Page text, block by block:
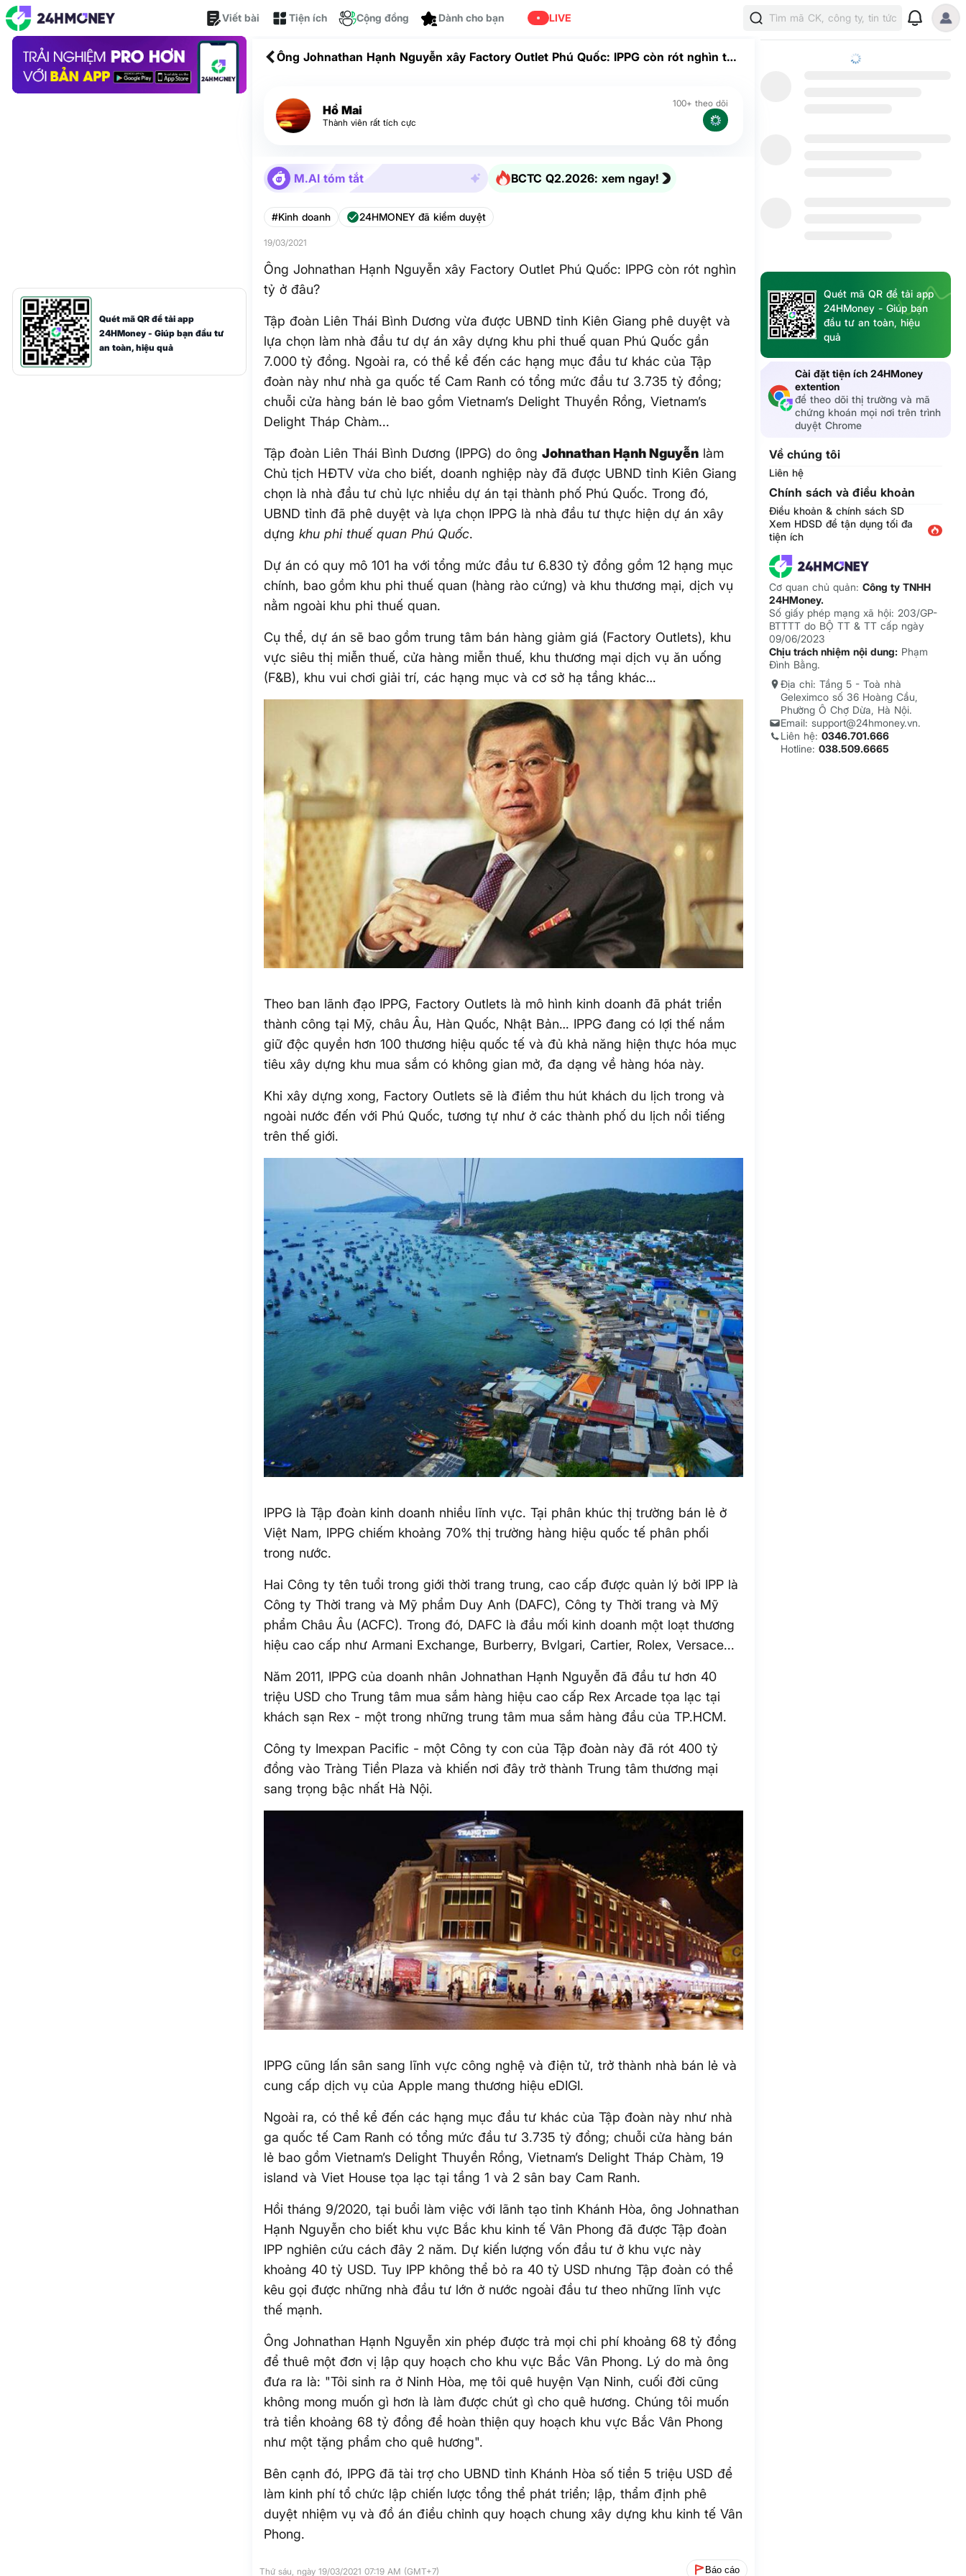
Viết bài Tiện ích Cộng đồng Cá nhân hóa LIVE Tìm mã CK, công ty, tin tức
Quét mã QR để tải app
24HMoney - Giúp bạn đầu tư
an toàn, hiệu quả
Ông Johnathan Hạnh Nguyễn xây Factory Outlet Phú Quốc: IPPG còn rót nghìn tỷ
Hồ Mai
Thành viên rất tích cực
100+ theo dõi
M.AI tóm tắt BCTC Q2.2026: xem ngay!
#Kinh doanh 24HMONEY đã kiểm duyệt
19/03/2021
Ông Johnathan Hạnh Nguyễn xây Factory Outlet Phú Quốc: IPPG còn rót nghìn
tỷ ở đâu?
Tập đoàn Liên Thái Bình Dương vừa được UBND tỉnh Kiên Giang phê duyệt và
lựa chọn làm nhà đầu tư dự án xây dựng khu phi thuế quan Phú Quốc gần
7.000 tỷ đồng. Ngoài ra, có thể kể đến các hạng mục đầu tư khác của Tập
đoàn này như nhà ga quốc tế Cam Ranh có tổng mức đầu tư 3.735 tỷ đồng;
chuỗi cửa hàng bán lẻ bao gồm Vietnam’s Delight Thuyền Rồng, Vietnam’s
Delight Tháp Chàm...
Tập đoàn Liên Thái Bình Dương (IPPG) do ôngJohnathan Hạnh Nguyễn làm
Chủ tịch HĐTV vừa cho biết, doanh nghiệp này đã được UBND tỉnh Kiên Giang
chọn là nhà đầu tư chủ lực nhiều dự án tại thành phố Phú Quốc. Trong đó,
UBND tỉnh đã phê duyệt và lựa chọn IPPG là nhà đầu tư thực hiện dự án xây
dựngkhu phi thuế quan Phú Quốc.
Dự án có quy mô 101 ha với tổng mức đầu tư 6.830 tỷ đồng gồm 12 hạng mục
chính, bao gồm khu phi thuế quan (hàng rào cứng) và khu thương mại, dịch vụ
nằm ngoài khu phi thuế quan.
Cụ thể, dự án sẽ bao gồm trung tâm bán hàng giảm giá (Factory Outlets), khu
vực siêu thị miễn thuế, cửa hàng miễn thuế, khu thương mại dịch vụ ăn uống
(F&B), khu vui chơi giải trí, các hạng mục và cơ sở hạ tầng khác…
Theo ban lãnh đạo IPPG, Factory Outlets là mô hình kinh doanh đã phát triển
thành công tại Mỹ, châu Âu, Hàn Quốc, Nhật Bản… IPPG đang có lợi thế nắm
giữ độc quyền hơn 100 thương hiệu quốc tế và đủ khả năng hiện thực hóa mục
tiêu xây dựng khu mua sắm có không gian mở, đa dạng về hàng hóa này.
Khi xây dựng xong, Factory Outlets sẽ là điểm thu hút khách du lịch trong và
ngoài nước đến với Phú Quốc, tương tự như ở các thành phố du lịch nổi tiếng
trên thế giới.
IPPG là Tập đoàn kinh doanh nhiều lĩnh vực. Tại phân khúc thị trường bán lẻ ở
Việt Nam, IPPG chiếm khoảng 70% thị trường hàng hiệu quốc tế phân phối
trong nước.
Hai Công ty tên tuổi trong giới thời trang trung, cao cấp được quản lý bởi IPP là
Công ty Thời trang và Mỹ phẩm Duy Anh (DAFC), Công ty Thời trang và Mỹ
phẩm Châu Âu (ACFC). Trong đó, DAFC là đầu mối kinh doanh một loạt thương
hiệu cao cấp như Armani Exchange, Burberry, Bvlgari, Cartier, Rolex, Versace...
Năm 2011, IPPG của doanh nhân Johnathan Hạnh Nguyễn đã đầu tư hơn 40
triệu USD cho Trung tâm mua sắm hàng hiệu cao cấp Rex Arcade tọa lạc tại
khách sạn Rex - một trong những trung tâm mua sắm hàng đầu của TP.HCM.
Công ty Imexpan Pacific - một Công ty con của Tập đoàn này đã rót 400 tỷ
đồng vào Tràng Tiền Plaza và khiến nơi đây trở thành Trung tâm thương mại
sang trọng bậc nhất Hà Nội.
IPPG cũng lấn sân sang lĩnh vực công nghệ và điện tử, trở thành nhà bán lẻ và
cung cấp dịch vụ của Apple mang thương hiệu eDIGI.
Ngoài ra, có thể kể đến các hạng mục đầu tư khác của Tập đoàn này như nhà
ga quốc tế Cam Ranh có tổng mức đầu tư 3.735 tỷ đồng; chuỗi cửa hàng bán
lẻ bao gồm Vietnam’s Delight Thuyền Rồng, Vietnam’s Delight Tháp Chàm, 19
island và Viet House tọa lạc tại tầng 1 và 2 sân bay Cam Ranh.
Hồi tháng 9/2020, tại buổi làm việc với lãnh tạo tỉnh Khánh Hòa, ông Johnathan
Hạnh Nguyễn cho biết khu vực Bắc khu kinh tế Vân Phong đã được Tập đoàn
IPP nghiên cứu cách đây 2 năm. Dự kiến lượng vốn đầu tư ở khu vực này
khoảng 40 tỷ USD. Tuy IPP không thể bỏ ra 40 tỷ USD nhưng Tập đoàn có thể
kêu gọi được những nhà đầu tư lớn ở nước ngoài đầu tư theo những lĩnh vực
thế mạnh.
Ông Johnathan Hạnh Nguyễn xin phép được trả mọi chi phí khoảng 68 tỷ đồng
để thuê một đơn vị lập quy hoạch cho khu vực Bắc Vân Phong. Lý do mà ông
đưa ra là: "Tôi sinh ra ở Ninh Hòa, mẹ tôi quê huyện Vạn Ninh, cuối đời cũng
không mong muốn gì hơn là làm được chút gì cho quê hương. Chúng tôi muốn
trả tiền khoảng 68 tỷ đồng để hoàn thiện quy hoạch khu vực Bắc Vân Phong
như một tặng phẩm cho quê hương".
Bên cạnh đó, IPPG đã tài trợ cho UBND tỉnh Khánh Hòa số tiền 5 triệu USD để
làm kinh phí tổ chức lập chiến lược tổng thể phát triển; lập, thẩm định phê
duyệt nhiệm vụ và đồ án điều chỉnh quy hoạch chung xây dựng khu kinh tế Vân
Phong.
Thứ sáu, ngày 19/03/2021 07:19 AM (GMT+7) Báo cáo
Quét mã QR để tải app
24HMoney - Giúp bạn
đầu tư an toàn, hiệu
quả
Cài đặt tiện ích 24HMoney
extention
để theo dõi thị trường và mã
chứng khoán mọi nơi trên trình
duyệt Chrome
Về chúng tôi
Liên hệ
Chính sách và điều khoản
Điều khoản & chính sách SD
Xem HDSD để tận dụng tối đa
tiện ích
Cơ quan chủ quản:Công ty TNHH
24HMoney.
Số giấy phép mạng xã hội: 203/GP-
BTTTT do BỘ TT & TT cấp ngày
09/06/2023
Chịu trách nhiệm nội dung: Phạm
Đình Bằng.
Địa chỉ: Tầng 5 - Toà nhà
Geleximco số 36 Hoàng Cầu,
Phường Ô Chợ Dừa, Hà Nội.
Email: support@24hmoney.vn.
Liên hệ:0346.701.666
Hotline:038.509.6665